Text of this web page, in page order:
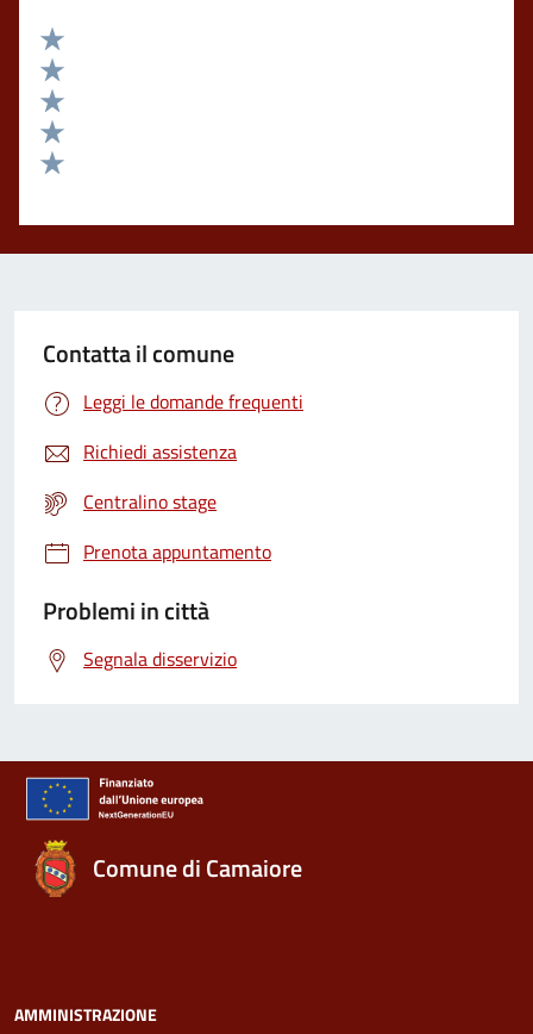
Valuta 5 stelle su 5
Valuta 4 stelle su 5
Valuta 3 stelle su 5
Valuta 2 stelle su 5
Contatta il comune
Leggi le domande frequenti
Richiedi assistenza
Centralino stage
Prenota appuntamento
Problemi in città
Segnala disservizio
Comune di Camaiore
AMMINISTRAZIONE